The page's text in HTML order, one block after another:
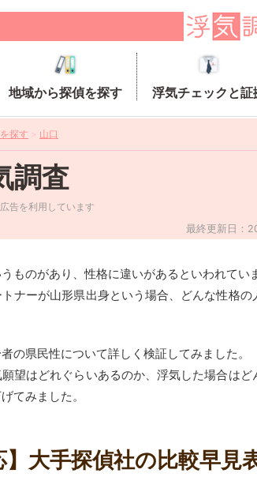
地域から探偵を探す 浮気チェックと証
探す > 山口
調査
告を利用しています
最終更新日：
ものがあり、性格に違いがあるといわれてい
ナーが山形県出身という場合、どんな性格
の県民性について詳しく検証してみました。
望はどれぐらいあるのか、浮気した場合は
てみました。
】大手探偵社の比較早見